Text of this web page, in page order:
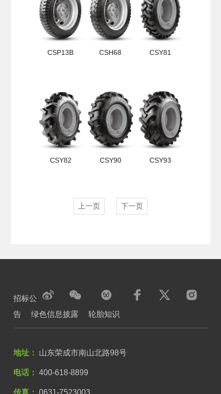
CSP13B CSH68 CSY81
CSY82 CSY90 CSY93
上一页 下一页
招标公
告
绿色信息披露 轮胎知识
地址： 山东荣成市南山北路98号
电话： 400-618-8899